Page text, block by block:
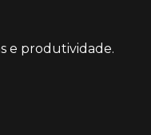
e produtividade.